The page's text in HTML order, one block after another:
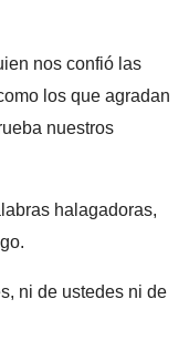
nos confió las
los que agradan
nuestros
halagadoras,
ni de ustedes ni de